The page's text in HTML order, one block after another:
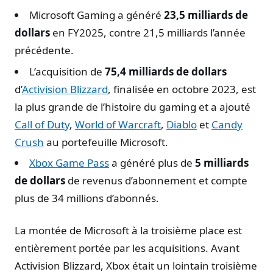
Microsoft Gaming a généré 23,5 milliards de
dollars en FY2025, contre 21,5 milliards l’année
précédente.
L’acquisition de 75,4 milliards de dollars
d’Activision Blizzard, finalisée en octobre 2023, est
la plus grande de l’histoire du gaming et a ajouté
Call of Duty, World of Warcraft, Diablo et Candy
Crush au portefeuille Microsoft.
Xbox Game Passa généré plus de 5 milliards
de dollars de revenus d’abonnement et compte
plus de 34 millions d’abonnés.
La montée de Microsoft à la troisième place est
entièrement portée par les acquisitions. Avant
Activision Blizzard, Xbox était un lointain troisième